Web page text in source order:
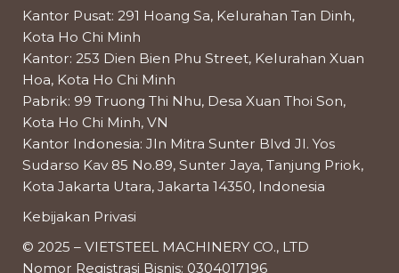
Kantor Pusat: 291 Hoang Sa, Kelurahan Tan Dinh,
Kota Ho Chi Minh
Kantor: 253 Dien Bien Phu Street, Kelurahan Xuan
Hoa, Kota Ho Chi Minh
Pabrik: 99 Truong Thi Nhu, Desa Xuan Thoi Son,
Kota Ho Chi Minh, VN
Kantor Indonesia: Jln Mitra Sunter Blvd Jl. Yos
Sudarso Kav 85 No.89, Sunter Jaya, Tanjung Priok,
Kota Jakarta Utara, Jakarta 14350, Indonesia
Kebijakan Privasi
© 2025 – VIETSTEEL MACHINERY CO., LTD
Nomor Registrasi Bisnis: 0304017196